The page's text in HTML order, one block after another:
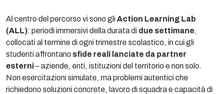
Al centro del percorso vi sono gliAction Learning Lab
(ALL): periodi immersivi della durata di due settimane,
collocati al termine di ogni trimestre scolastico, in cui gli
studenti affrontano sfide reali lanciate da partner
esterni– aziende, enti, istituzioni del territorio e non solo.
Non esercitazioni simulate, ma problemi autentici che
richiedono soluzioni concrete, lavoro di squadra e capacità di